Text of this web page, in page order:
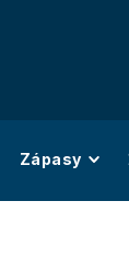
Zápasy